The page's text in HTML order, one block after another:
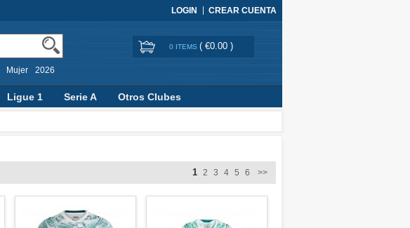
LOGIN CREAR CUENTA
Mujer 2026
0 ITEMS ( €0.00 )
Ligue 1 Serie A Otros Clubes
1 2 3 4 5 6 >>